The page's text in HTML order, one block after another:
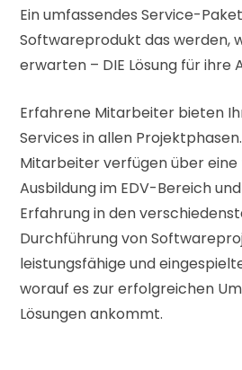
Ein umfassendes Service-
Softwareprodukt das werden,
erwarten – DIE Lösung für ihre
Erfahrene Mitarbeiter bieten
Services in allen
Mitarbeiter verfügen über
Ausbildung im EDV-Bereich
Erfahrung in den
Durchführung von
leistungsfähige und
worauf es zur erfolgreichen
Lösungen ankommt.